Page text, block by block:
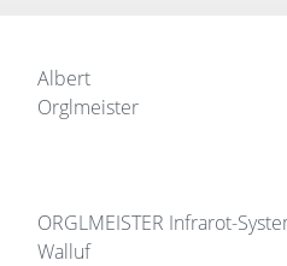
Albert
Orglmeister
ORGLMEISTER Infrarot-
Walluf